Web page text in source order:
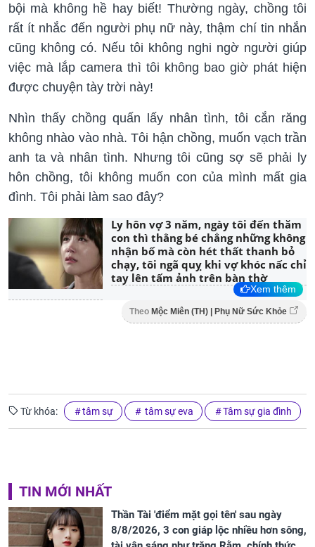
bội mà không hề hay biết! Thường ngày, chồng tôi
rất ít nhắc đến người phụ nữ này, thậm chí tin nhắn
cũng không có. Nếu tôi không nghi ngờ người giúp
việc mà lắp camera thì tôi không bao giờ phát hiện
được chuyện tày trời này!
Nhìn thấy chồng quấn lấy nhân tình, tôi cắn răng
không nhào vào nhà. Tôi hận chồng, muốn vạch trần
anh ta và nhân tình. Nhưng tôi cũng sợ sẽ phải ly
hôn chồng, tôi không muốn con của mình mất gia
đình. Tôi phải làm sao đây?
Ly hôn vợ 3 năm, ngày tôi đến thăm
con thì thằng bé chẳng những không
nhận bố mà còn hét thất thanh bỏ
chạy, tôi ngã quỵ khi vợ khóc nấc chỉ
tay lên tấm ảnh trên bàn thờ
Xem thêm
Theo Mộc Miên (TH) | Phụ Nữ Sức Khỏe
Từ khóa: tâm sự tâm sự eva Tâm sự gia đình
TIN MỚI NHẤT
Thần Tài 'điểm mặt gọi tên' sau ngày
8/8/2026, 3 con giáp lộc nhiều hơn sông,